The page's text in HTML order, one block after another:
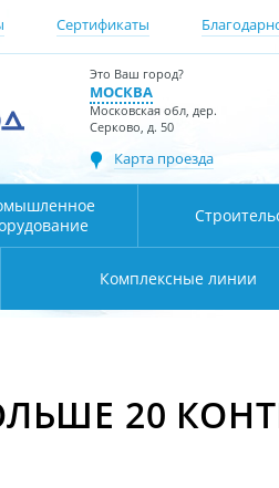
Сертификаты
Это Ваш город?
МОСКВА
Московская обл, дер.
Серково, д. 50
Карта проезда
Комплексные линии
20